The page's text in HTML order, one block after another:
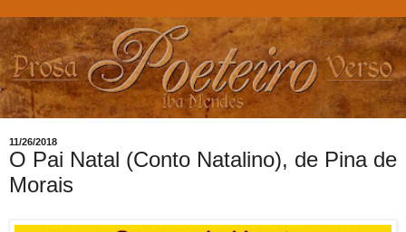
11/26/2018
O Pai Natal (Conto Natalino), de Pina de
Morais